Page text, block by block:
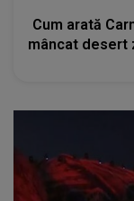
Cum arată
mâncat desert